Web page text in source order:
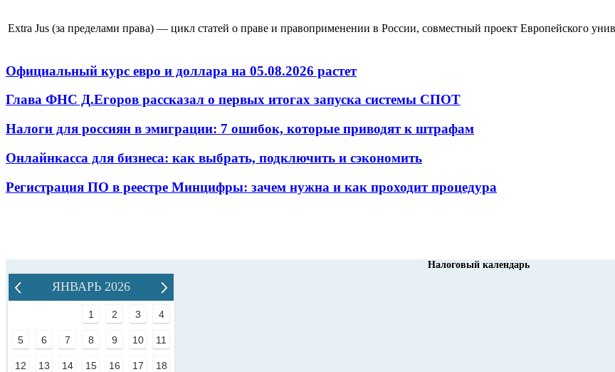
Extra Jus (за пределами права) — цикл статей о праве и правоприменении в России, совместный проект Европейского
Официальный курс евро и доллара на 05.08.2026 растет
Глава ФНС Д.Егоров рассказал о первых итогах запуска системы СПОТ
Налоги для россиян в эмиграции: 7 ошибок, которые приводят к штрафам
Онлайнкасса для бизнеса: как выбрать, подключить и сэкономить
Регистрация ПО в реестре Минцифры: зачем нужна и как проходит процедура
Налоговый календарь
ЯНВАРЬ 2026
1 2 3 4
5 6 7 8 9 10 11
12 13 14 15 16 17 18